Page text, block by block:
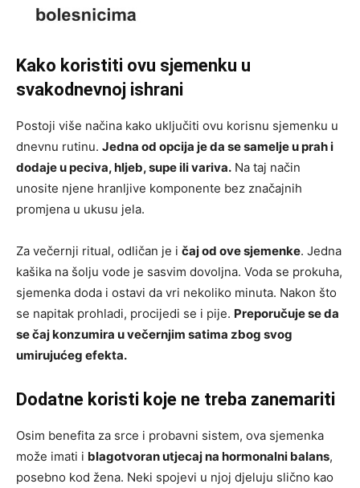
Kako koristiti ovu sjemenku u
svakodnevnoj ishrani
Postoji više načina kako uključiti ovu korisnu sjemenku u
dnevnu rutinu. Jedna od opcija je da se samelje u prah i
dodaje u peciva, hljeb, supe ili variva. Na taj način
unosite njene hranljive komponente bez značajnih
promjena u ukusu jela.
Za večernji ritual, odličan je i čaj od ove sjemenke. Jedna
kašika na šolju vode je sasvim dovoljna. Voda se prokuha,
sjemenka doda i ostavi da vri nekoliko minuta. Nakon što
se napitak prohladi, procijedi se i pije. Preporučuje se da
se čaj konzumira u večernjim satima zbog svog
umirujućeg efekta.
Dodatne koristi koje ne treba zanemariti
Osim benefita za srce i probavni sistem, ova sjemenka
može imati i blagotvoran utjecaj na hormonalni balans,
posebno kod žena. Neki spojevi u njoj djeluju slično kao